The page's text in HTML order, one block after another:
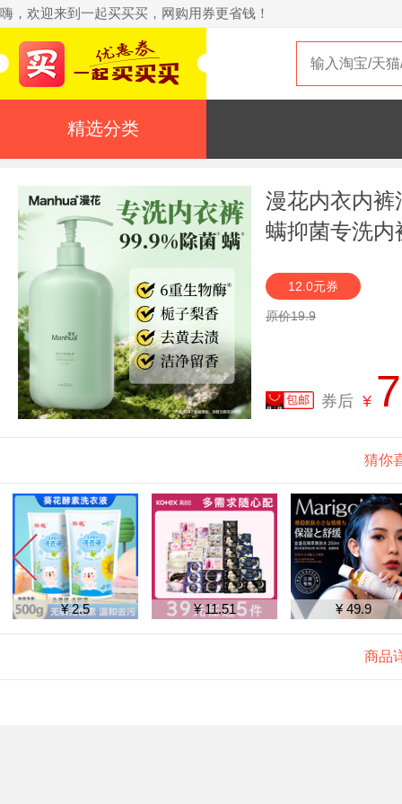
嗨，欢迎来到一起买买买，网购用券更省钱！
精选分类
漫花内衣内裤
螨抑菌专洗内
12.0元券
原价19.9
券后 ¥
猜你
¥ 2.5 ¥ 11.51 ¥ 49.9
商品